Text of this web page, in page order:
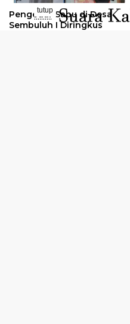
Pengedar Sabu di Desa
Sembuluh I Diringkus
tutup
..........